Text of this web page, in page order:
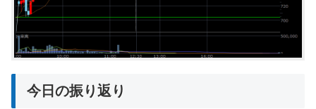
今日の振り返り